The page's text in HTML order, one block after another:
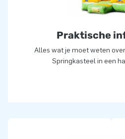
Praktische
Alles wat je moet weten
Springkasteel in een